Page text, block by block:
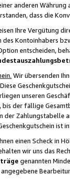
anderen
dass die
Ihre Vergütung
Kontoinhabers
entscheiden,
Wir übersenden
unseren
bis der fällige
der
ist
einen Scheck in
wir uns das
genannten
angegebene